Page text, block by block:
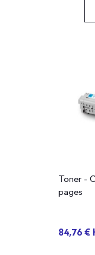
Toner -
pages
84,76 €